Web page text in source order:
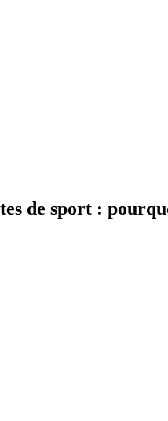
de sport :